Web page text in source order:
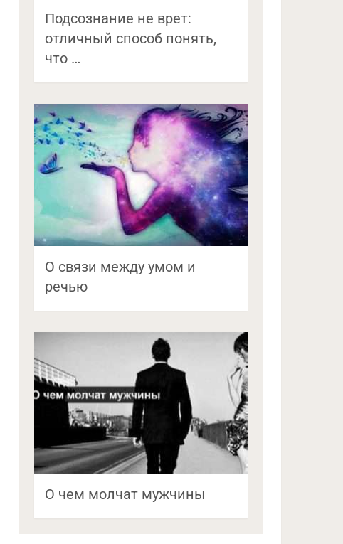
Подсознание не врет:
отличный способ понять,
что …
О связи между умом и
речью
О чем молчат мужчины